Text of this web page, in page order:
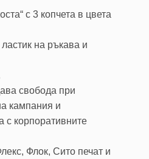
с 3 копчета в цвета
на ръкава и
свобода при
кампания и
с корпоративните
Флок, Сито печат и